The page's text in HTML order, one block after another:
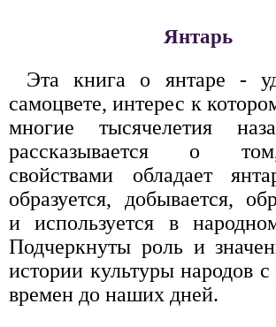
Янтарь
Эта книга о янтаре -
самоцвете, интерес к
многие тысячелетия
рассказывается о
свойствами обладает
образуется, добывается,
и используется в
Подчеркнуты роль и
истории культуры народов
времен до наших дней.